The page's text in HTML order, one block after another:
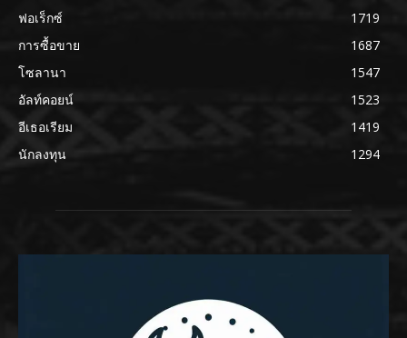
ฟอเร็กซ์
1719
การซื้อขาย
1687
โซลานา
1547
อัลท์คอยน์
1523
อีเธอเรียม
1419
นักลงทุน
1294